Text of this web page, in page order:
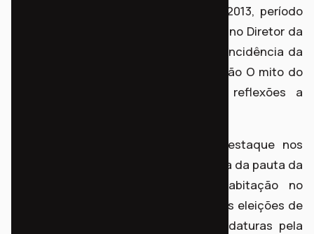
Frente Mobiliza desde seu início em 2013, período
que antecedeu a última revisão do Plano Diretor da
cidade. O processo participativo e a incidência da
frente no Plano foi objeto da publicação O mito do
planejamento urbano democrático: reflexões a
A atuação da frente teve como destaque nos
últimos dois anos a atuação em defesa da pauta da
criação de uma Secretaria de Habitação no
município de Curitiba, em especial, nas eleições de
2020 buscando sensibilizar as candidaturas pela